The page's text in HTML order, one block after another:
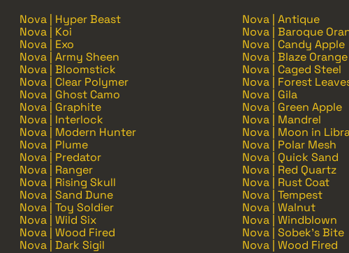
Nova | Hyper Beast
Nova | Antique
Nova | Koi
Nova | Baroque
Nova | Exo
Nova | Candy Apple
Nova | Army Sheen
Nova | Blaze Orange
Nova | Bloomstick
Nova | Caged Steel
Nova | Clear Polymer
Nova | Forest
Nova | Ghost Camo
Nova | Gila
Nova | Graphite
Nova | Green Apple
Nova | Interlock
Nova | Mandrel
Nova | Modern Hunter
Nova | Moon in
Nova | Plume
Nova | Polar Mesh
Nova | Predator
Nova | Quick Sand
Nova | Ranger
Nova | Red Quartz
Nova | Rising Skull
Nova | Rust Coat
Nova | Sand Dune
Nova | Tempest
Nova | Toy Soldier
Nova | Walnut
Nova | Wild Six
Nova | Windblown
Nova | Wood Fired
Nova | Sobek's Bite
Nova | Dark Sigil
Nova | Wood Fired